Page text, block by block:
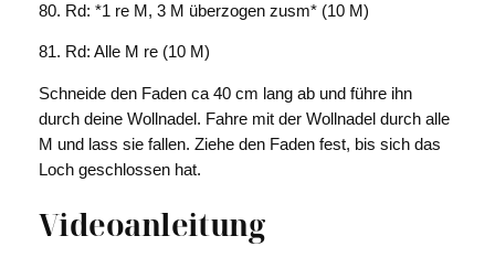
80. Rd: *1 re M, 3 M überzogen zusm* (10 M)
81. Rd: Alle M re (10 M)
Schneide den Faden ca 40 cm lang ab und führe ihn
durch deine Wollnadel. Fahre mit der Wollnadel durch alle
M und lass sie fallen. Ziehe den Faden fest, bis sich das
Loch geschlossen hat.
Videoanleitung